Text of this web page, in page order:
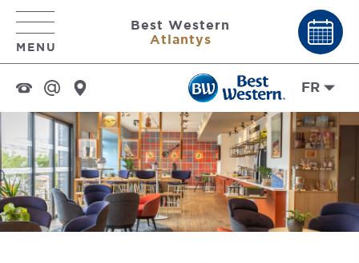
MENU
Best Western
Atlantys
FR